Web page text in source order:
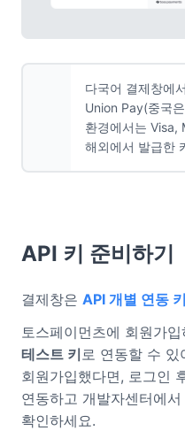
다국어 결제창에
Union Pay(중국
환경에서는 Visa,
해외에서 발급한
API 키 준비하기
결제창은 API 개별 연동 키
토스페이먼츠에 회원가
테스트 키로 연동할 수 있
회원가입했다면, 로그인
연동하고 개발자센터에
확인하세요.